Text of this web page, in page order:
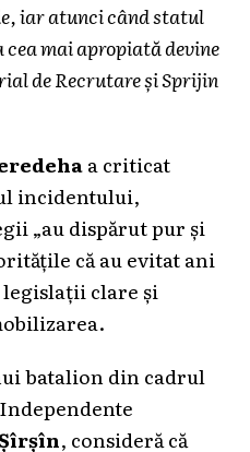
iar atunci când statul
mai apropiată devine
de Recrutare și Sprijin
a criticat
incidentului,
„au dispărut pur și
că au evitat ani
clare și
batalion din cadrul
, consideră că